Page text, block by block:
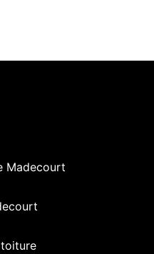
Madecourt